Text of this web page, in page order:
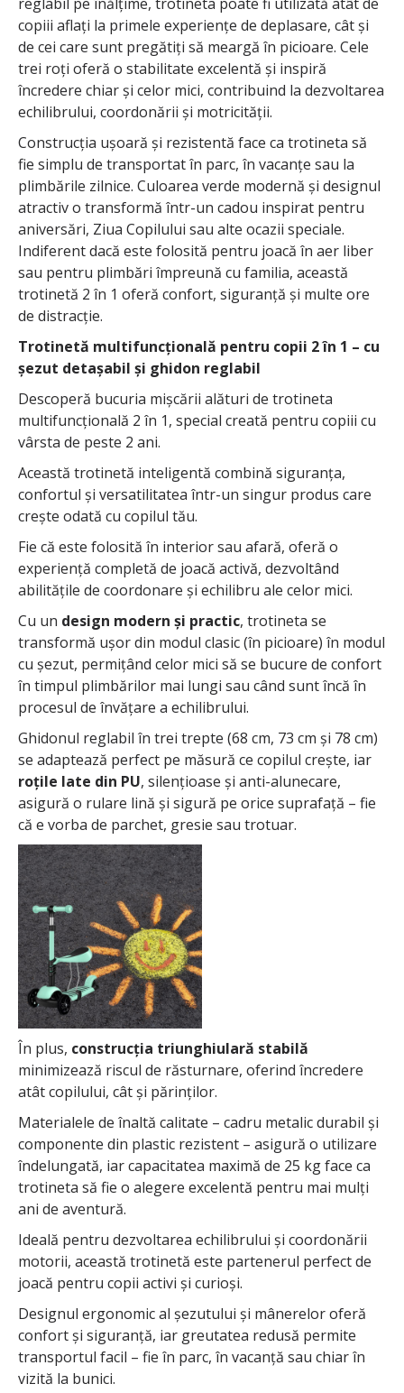
copiii aflați la primele experiențe de deplasare, cât și
de cei care sunt pregătiți să meargă în picioare. Cele
trei roți oferă o stabilitate excelentă și inspiră
încredere chiar și celor mici, contribuind la dezvoltarea
echilibrului, coordonării și motricității.
Construcția ușoară și rezistentă face ca trotineta să
fie simplu de transportat în parc, în vacanțe sau la
plimbările zilnice. Culoarea verde modernă și designul
atractiv o transformă într-un cadou inspirat pentru
aniversări, Ziua Copilului sau alte ocazii speciale.
Indiferent dacă este folosită pentru joacă în aer liber
sau pentru plimbări împreună cu familia, această
trotinetă 2 în 1 oferă confort, siguranță și multe ore
de distracție.
Trotinetă multifuncțională pentru copii 2 în 1 – cu
șezut detașabil și ghidon reglabil
Descoperă bucuria mișcării alături de trotineta
multifuncțională 2 în 1, special creată pentru copiii cu
vârsta de peste 2 ani.
Această trotinetă inteligentă combină siguranța,
confortul și versatilitatea într-un singur produs care
crește odată cu copilul tău.
Fie că este folosită în interior sau afară, oferă o
experiență completă de joacă activă, dezvoltând
abilitățile de coordonare și echilibru ale celor mici.
Cu un design modern și practic, trotineta se
transformă ușor din modul clasic (în picioare) în modul
cu șezut, permițând celor mici să se bucure de confort
în timpul plimbărilor mai lungi sau când sunt încă în
procesul de învățare a echilibrului.
Ghidonul reglabil în trei trepte (68 cm, 73 cm și 78 cm)
se adaptează perfect pe măsură ce copilul crește, iar
roțile late din PU, silențioase și anti-alunecare,
asigură o rulare lină și sigură pe orice suprafață – fie
că e vorba de parchet, gresie sau trotuar.
În plus, construcția triunghiulară stabilă
minimizează riscul de răsturnare, oferind încredere
atât copilului, cât și părinților.
Materialele de înaltă calitate – cadru metalic durabil și
componente din plastic rezistent – asigură o utilizare
îndelungată, iar capacitatea maximă de 25 kg face ca
trotineta să fie o alegere excelentă pentru mai mulți
ani de aventură.
Ideală pentru dezvoltarea echilibrului și coordonării
motorii, această trotinetă este partenerul perfect de
joacă pentru copii activi și curioși.
Designul ergonomic al șezutului și mânerelor oferă
confort și siguranță, iar greutatea redusă permite
transportul facil – fie în parc, în vacanță sau chiar în
vizită la bunici.